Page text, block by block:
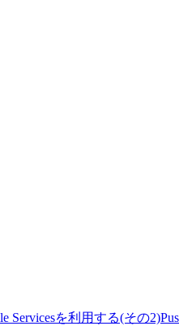
Servicesを利用する(その